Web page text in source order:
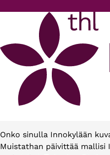
Onko sinulla Innokylään
Muistathan päivittää